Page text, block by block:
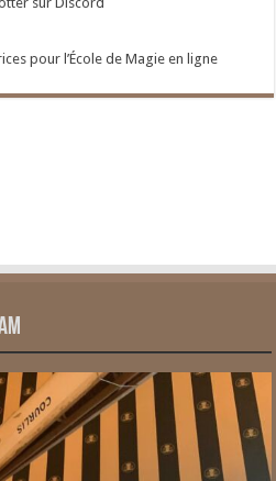
pour l’École de Magie en ligne